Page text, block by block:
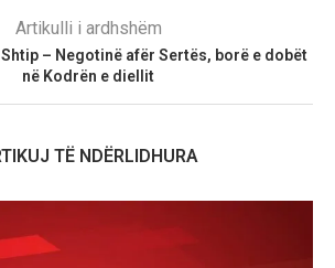
Artikulli i ardhshëm
– Negotinë afër Sertës, borë e dobët
në Kodrën e diellit
TË NDËRLIDHURA